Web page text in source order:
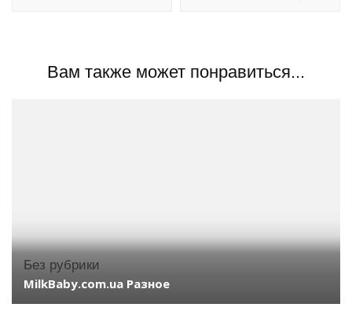
Вам также может понравиться...
Без рубрики
MilkBaby.com.ua Разное